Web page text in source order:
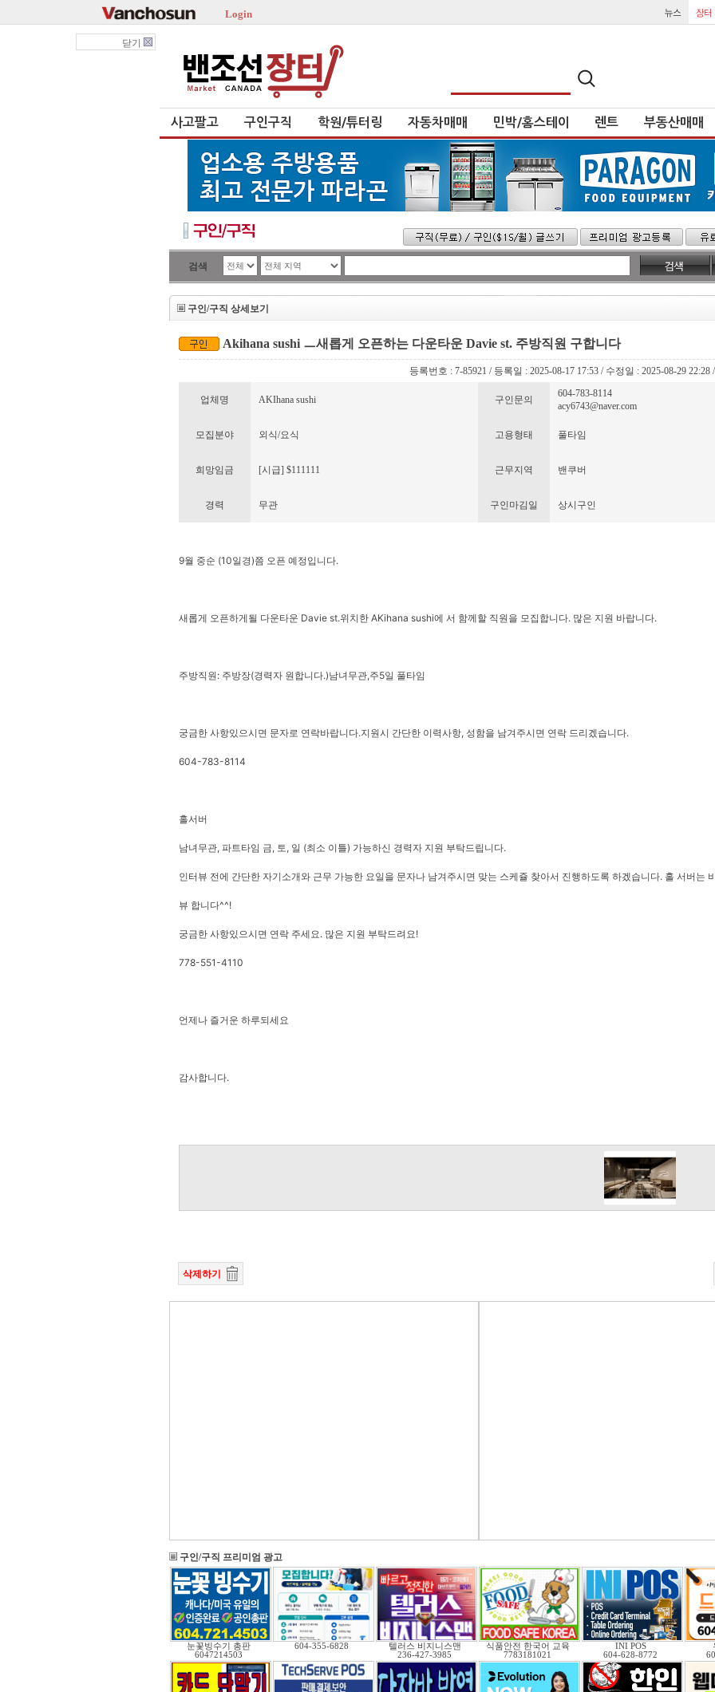
Login
닫기
사고팔고 구인구직 학원/튜터링 자동차매매 민박/홈스테이 렌트 부동산매매
검색
구인/구직 상세보기
Akihana sushi ㅡ새롭게 오픈하는 다운타운 Davie st. 주방직원 구합니다
등록번호 : 7-85921 / 등록일 : 2025-08-17 17:53 / 수정일 : 2025-08-29 22:28
업체명 AKIhana sushi 구인문의
604-783-8114
acy6743@naver.com
모집분야 외식/요식 고용형태 풀타임
희망임금 [시급] $111111 근무지역 밴쿠버
경력 무관 구인마김일 상시구인
9월 중순 (10일경)쯤 오픈 예정입니다.
새롭게 오픈하게될 다운타운 Davie st.위치한 AKihana sushi에 서 함께할 직원을 모집합니다. 많은 지원 바랍니다.
주방직원: 주방장(경력자 원합니다.)남녀무관,주5일 풀타임
궁금한 사항있으시면 문자로 연락바랍니다.지원시 간단한 이력사항, 성함을 남겨주시면 연락 드리겠습니다.
604-783-8114
홀서버
남녀무관, 파트타임 금, 토, 일 (최소 이틀) 가능하신 경력자 지원 부탁드립니다.
인터뷰 전에 간단한 자기소개와 근무 가능한 요일을 문자나 남겨주시면 맞는 스케쥴 찾아서 진행하도록 하겠습니다. 홀 서버는
뷰 합니다^^!
궁금한 사항있으시면 연락 주세요. 많은 지원 부탁드려요!
778-551-4110
언제나 즐거운 하루되세요
감사합니다.
삭제하기
구인/구직 프리미엄 광고
눈꽃빙수기 총판
6047214503
604-355-6828
텔러스 비지니스맨
236-427-3985
식품안전 한국어 교육
7783181021
INI POS
604-628-8772